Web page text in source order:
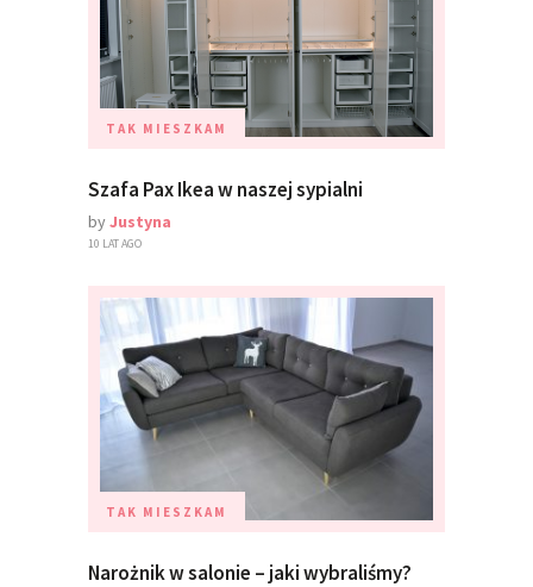
TAK MIESZKAM
Szafa Pax Ikea w naszej sypialni
byJustyna
10 LAT AGO
TAK MIESZKAM
Narożnik w salonie – jaki wybraliśmy?